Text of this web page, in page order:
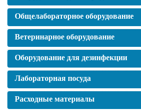
Общелабораторное оборудование
Ветеринарное оборудование
Оборудование для дезинфекции
Лабораторная посуда
Расходные материалы